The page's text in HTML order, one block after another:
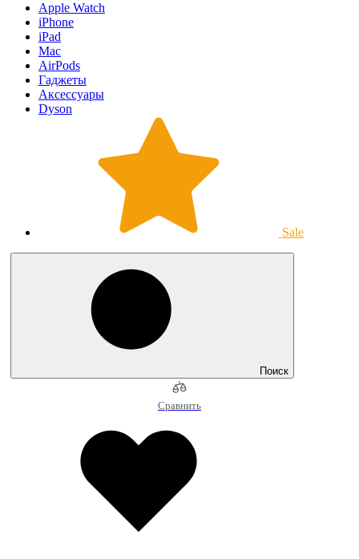
Apple Watch
iPhone
iPad
Mac
AirPods
Гаджеты
Аксессуары
Dyson
Sale
Поиск
Сравнить